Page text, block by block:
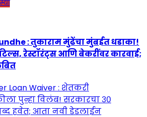
: तुकाराम मुंढेंचा मुंबईत धडाका!
रेस्टॉरंट्स आणि बेकरींवर कारवाई;